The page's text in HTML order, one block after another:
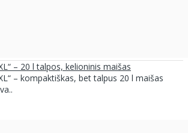
– 20 l talpos, kelioninis maišas
– kompaktiškas, bet talpus 20 l maišas